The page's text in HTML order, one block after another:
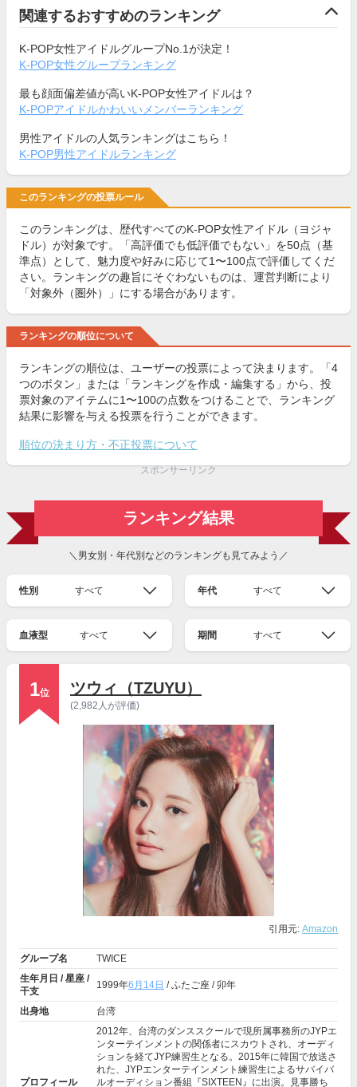
関連するおすすめのランキング
K-POP女性アイドルグループNo.1が決定！
K-POP女性グループランキング
最も顔面偏差値が高いK-POP女性アイドルは？
K-POPアイドルかわいいメンバーランキング
男性アイドルの人気ランキングはこちら！
K-POP男性アイドルランキング
このランキングの投票ルール
このランキングは、歴代すべてのK-POP女性アイドル（ヨジャ
ドル）が対象です。「高評価でも低評価でもない」を50点（基
準点）として、魅力度や好みに応じて1〜100点で評価してくだ
さい。ランキングの趣旨にそぐわないものは、運営判断により
「対象外（圏外）」にする場合があります。
ランキングの順位について
ランキングの順位は、ユーザーの投票によって決まります。「4
つのボタン」または「ランキングを作成・編集する」から、投
票対象のアイテムに1〜100の点数をつけることで、ランキング
結果に影響を与える投票を行うことができます。
順位の決まり方・不正投票について
スポンサーリンク
ランキング結果
＼男女別・年代別などのランキングも見てみよう／
性別 すべて 年代 すべて
血液型 すべて 期間 すべて
1位 ツウィ（TZUYU）
(2,982人が評価)
引用元: Amazon
グループ名
TWICE
生年月日 / 星座 /
干支
1999年6月14日 / ふたご座 / 卯年
出身地 台湾
プロフィール
2012年、台湾のダンススクールで現所属事務所のJYPエ
ンターテインメントの関係者にスカウトされ、オーディ
ションを経てJYP練習生となる。2015年に韓国で放送さ
れた、JYPエンターテインメント練習生によるサバイバ
ルオーディション番組『SIXTEEN』に出演。見事勝ち